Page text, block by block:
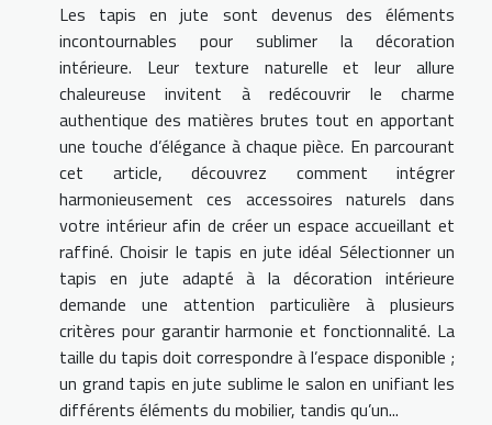
Les tapis en jute sont devenus des éléments
incontournables pour sublimer la décoration
intérieure. Leur texture naturelle et leur allure
chaleureuse invitent à redécouvrir le charme
authentique des matières brutes tout en apportant
une touche d’élégance à chaque pièce. En parcourant
cet article, découvrez comment intégrer
harmonieusement ces accessoires naturels dans
votre intérieur afin de créer un espace accueillant et
raffiné. Choisir le tapis en jute idéal Sélectionner un
tapis en jute adapté à la décoration intérieure
demande une attention particulière à plusieurs
critères pour garantir harmonie et fonctionnalité. La
taille du tapis doit correspondre à l’espace disponible ;
un grand tapis en jute sublime le salon en unifiant les
différents éléments du mobilier, tandis qu’un...